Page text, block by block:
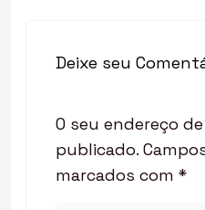
Deixe seu
O seu endereço
publicado.
marcados com *